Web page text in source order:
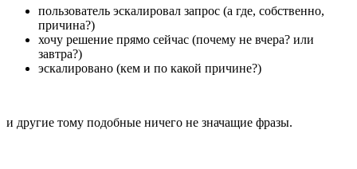
пользователь эскалировал запрос (а где, собственно,
причина?)
хочу решение прямо сейчас (почему не вчера? или
завтра?)
эскалировано (кем и по какой причине?)
и другие тому подобные ничего не значащие фразы.